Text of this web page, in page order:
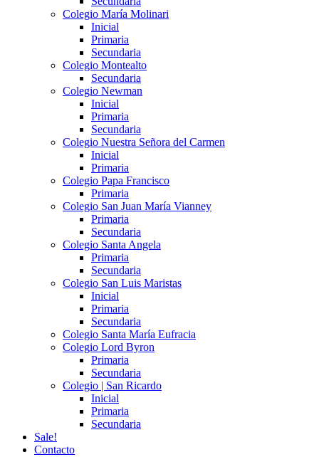
Colegio María Molinari
Inicial
Primaria
Secundaria
Colegio Montealto
Secundaria
Colegio Newman
Inicial
Primaria
Secundaria
Colegio Nuestra Señora del Carmen
Inicial
Primaria
Colegio Papa Francisco
Primaria
Colegio San Juan María Vianney
Primaria
Secundaria
Colegio Santa Angela
Primaria
Secundaria
Colegio San Luis Maristas
Inicial
Primaria
Secundaria
Colegio Santa María Eufracia
Colegio Lord Byron
Primaria
Secundaria
Colegio | San Ricardo
Inicial
Primaria
Secundaria
Sale!
Contacto